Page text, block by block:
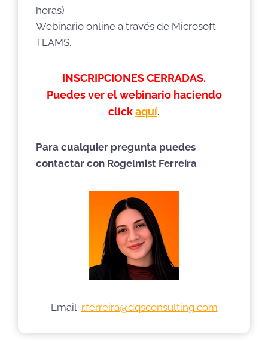
horas)
Webinario online a través de Microsoft
TEAMS.
INSCRIPCIONES CERRADAS.
Puedes ver el webinario haciendo
clickaquí.
Para cualquier pregunta puedes
contactar con Rogelmist Ferreira
Email: r.ferreira@dqsconsulting.com